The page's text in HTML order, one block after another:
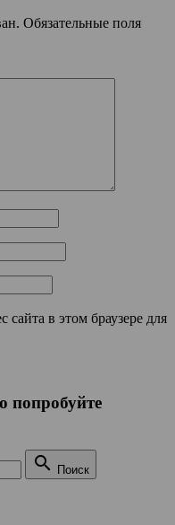
Обязательные поля
в этом браузере для
попробуйте
 Поиск